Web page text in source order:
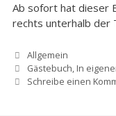
Ab sofort hat dieser
rechts unterhalb der
Kategorien
Allgemein
Schlagwörter
Gästebuch, In
Schreibe einen